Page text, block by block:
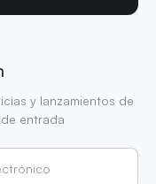
y lanzamientos de
entrada